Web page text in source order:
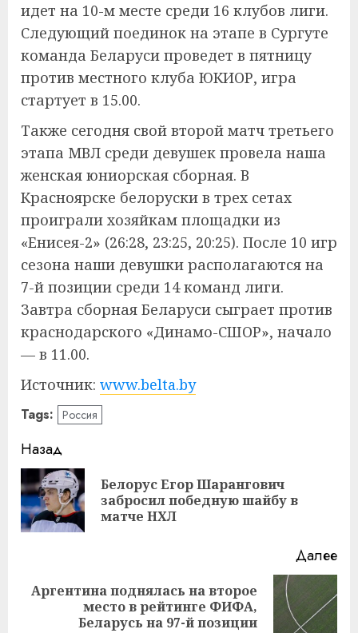
идет на 10-м месте среди 16 клубов лиги.
Следующий поединок на этапе в Сургуте
команда Беларуси проведет в пятницу
против местного клуба ЮКИОР, игра
стартует в 15.00.
Также сегодня свой второй матч третьего
этапа МВЛ среди девушек провела наша
женская юниорская сборная. В
Красноярске белоруски в трех сетах
проиграли хозяйкам площадки из
«Енисея-2» (26:28, 23:25, 20:25). После 10 игр
сезона наши девушки располагаются на
7-й позиции среди 14 команд лиги.
Завтра сборная Беларуси сыграет против
краснодарского «Динамо-СШОР», начало
— в 11.00.
Источник: www.belta.by
Tags: Россия
Навигация
записи
Назад
Белорус Егор Шарангович
забросил победную шайбу в
матче НХЛ
Далее
Следующая
Аргентина поднялась на второе
место в рейтинге ФИФА,
Беларусь на 97-й позиции